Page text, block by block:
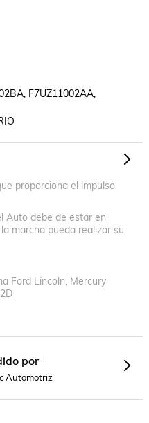
F7UZ11002AA,
proporciona el impulso
Auto debe de estar en
marcha pueda realizar su
Ford Lincoln, Mercury
por
Automotriz